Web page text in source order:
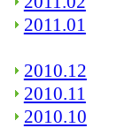
2011.01
2010.12
2010.11
2010.10